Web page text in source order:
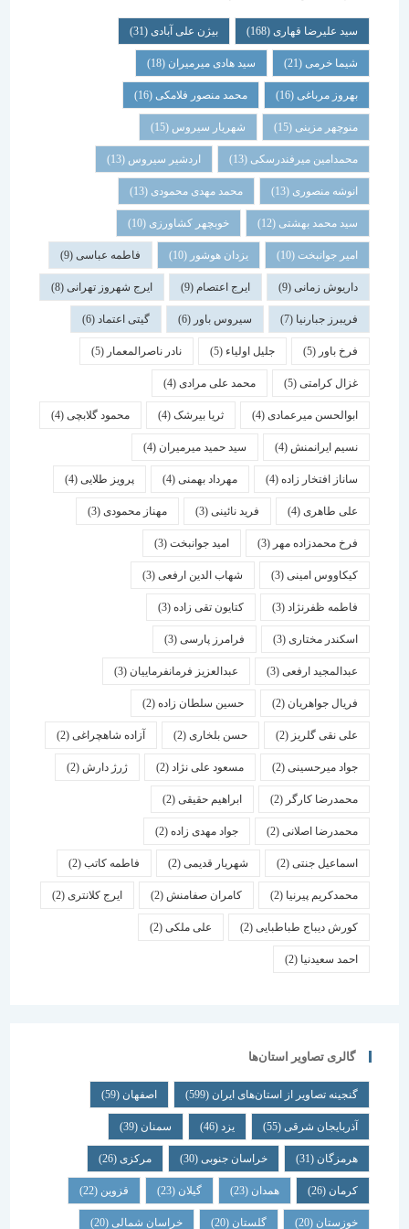
سید علیرضا قهاری(168) بیژن علی آبادی(31)
شیما خرمی(21) سید هادی میرمیران(18)
بهروز مرباغی (16) محمد منصور فلامکی (16)
منوچهر مزینی(15) شهریار سیروس(15)
محمدامین میرفندرسکی(13) اردشیر سیروس(13)
انوشه منصوری(13) محمد مهدی محمودی(13)
سید محمد بهشتی(12) خوبچهر کشاورزی(10)
امیر جوانبخت(10) یزدان هوشور(10) فاطمه عباسی(9)
داریوش زمانی(9) ایرج اعتصام(9) ایرج شهروز تهرانی(8)
فریبرز جبارنیا(7) سیروس باور(6) گیتی اعتماد(6)
فرخ باور(5) جلیل اولیاء(5) نادر ناصرالمعمار (5)
غزال کرامتی(5) محمد علی مرادی(4)
ابوالحسن میرعمادی(4) ثریا بیرشک(4) محمود گلابچی(4)
نسیم ایرانمنش(4) سید حمید میرمیران(4)
ساناز افتخار زاده(4) مهرداد بهمنی (4) پرویز طلایی(4)
علی طاهری(4) فرید نائینی(3) مهناز محمودی(3)
فرخ محمدزاده مهر(3) امید جوانبخت(3)
کیکاووس امینی(3) شهاب الدین ارفعی(3)
فاطمه ظفرنژاد(3) کتایون تقی زاده(3)
اسكندر مختاری (3) فرامرز پارسی(3)
عبدالمجید ارفعی(3) عبدالعزیز فرمانفرماییان(3)
فریال جواهریان(2) حسین سلطان زاده(2)
علی نقی گلریز(2) حسن بلخاری(2) آزاده شاهچراغی(2)
جواد میرحسینی(2) مسعود علی نژاد(2) ژرژ دارش (2)
محمدرضا کارگر(2) ابراهیم حقیقی(2)
محمدرضا اصلانی(2) جواد مهدی زاده(2)
اسماعیل جنتی(2) شهریار قدیمی(2) فاطمه کاتب(2)
محمدکریم پیرنیا (2) کامران صفامنش(2) ایرج کلانتری (2)
کورش دیباج طباطبایی(2) علی ملکی(2)
احمد سعیدنیا (2)
گالری تصاویر استان‌ها
گنجینه تصاویر از استان‌های ایران(599) اصفهان (59)
آذربایجان شرقی(55) یزد سمنان (39)
هرمزگان(31) خراسان جنوبی(30) مرکزی (26)
همدان گیلان قزوین
خوزستان(20) گلستان (20) خراسان شمالی(20)